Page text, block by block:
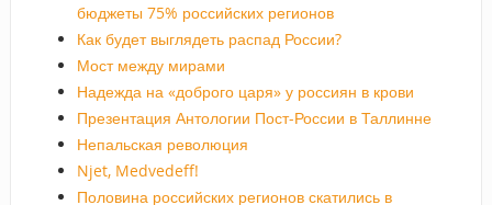
бюджеты 75% российских регионов
Как будет выглядеть распад России?
Мост между мирами
Надежда на «доброго царя» у россиян в крови
Презентация Антологии Пост-России в Таллинне
Непальская революция
Njet, Medvedeff!
Половина российских регионов скатились в